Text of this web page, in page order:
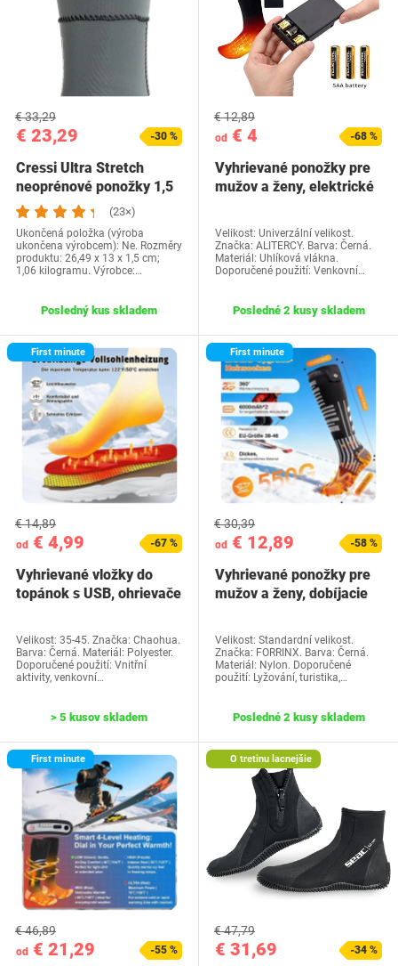
€ 23,29
€ 33,29
-30 %
Cressi Ultra Stretch
neoprénové ponožky 1,5
mm neoprénové…
(23×)
Ukončená položka (výroba
ukončena výrobcem): Ne. Rozměry
produktu: 26,49 x 13 x 1,5 cm;
1,06 kilogramu. Výrobce:…
Posledný kus skladem
od € 4
€ 12,89
-68 %
Vyhrievané ponožky pre
mužov a ženy, elektrické
Velikost: Univerzální velikost.
Značka: ALITERCY. Barva: Černá.
Materiál: Uhlíková vlákna.
Doporučené použití: Venkovní…
Posledné 2 kusy skladem
First minute
od € 4,99
€ 14,89
-67 %
Vyhrievané vložky do
topánok s USB, ohrievače
Velikost: 35-45. Značka: Chaohua.
Barva: Černá. Materiál: Polyester.
Doporučené použití: Vnitřní
aktivity, venkovní…
> 5 kusov skladem
First minute
od € 12,89
€ 30,39
-58 %
Vyhrievané ponožky pre
mužov a ženy, dobíjacie
Velikost: Standardní velikost.
Značka: FORRINX. Barva: Černá.
Materiál: Nylon. Doporučené
použití: Lyžování, turistika,…
Posledné 2 kusy skladem
First minute
od € 21,29
€ 46,89
-55 %
O tretinu lacnejšie
€ 31,69
€ 47,79
-34 %